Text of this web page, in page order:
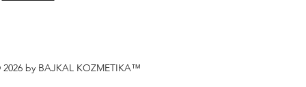
by BAJKAL KOZMETIKA™